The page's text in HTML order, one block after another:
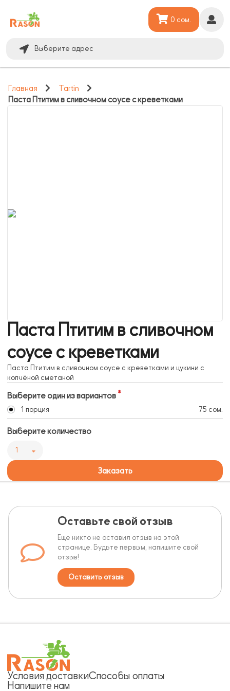
Выберите адрес
0 сом.
Главная
Tartin
Паста Птитим в сливочном соусе с креветками
Паста Птитим в сливочном
соусе с креветками
Паста Птитим в сливочном соусе с креветками и цукини с
копчёной сметаной
Выберите один из вариантов
1 порция 75 сом.
Выберите количество
1
Заказать
Оставьте свой отзыв
Еще никто не оставил отзыв на этой
странице. Будьте первым, напишите свой
отзыв!
Оставить отзыв
Условия доставкиСпособы оплаты
Напишите нам